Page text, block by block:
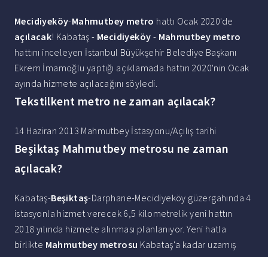
Mecidiyeköy-Mahmutbey metro hattı Ocak 2020'de
açılacak! Kabataş - Mecidiyeköy - Mahmutbey metro
hattını inceleyen İstanbul Büyükşehir Belediye Başkanı
Ekrem İmamoğlu yaptığı açıklamada hattın 2020'nin Ocak
ayında hizmete açılacağını söyledi.
Tekstilkent metro ne zaman açılacak?
14 Haziran 2013 Mahmutbey İstasyonu/Açılış tarihi
Beşiktaş Mahmutbey metrosu ne zaman
açılacak?
Kabataş-Beşiktaş-Darphane-Mecidiyeköy güzergahında 4
istasyonla hizmet verecek 6,5 kilometrelik yeni hattın
2018 yılında hizmete alınması planlanıyor. Yeni hatla
birlikte Mahmutbey metrosu Kabataş'a kadar uzamış